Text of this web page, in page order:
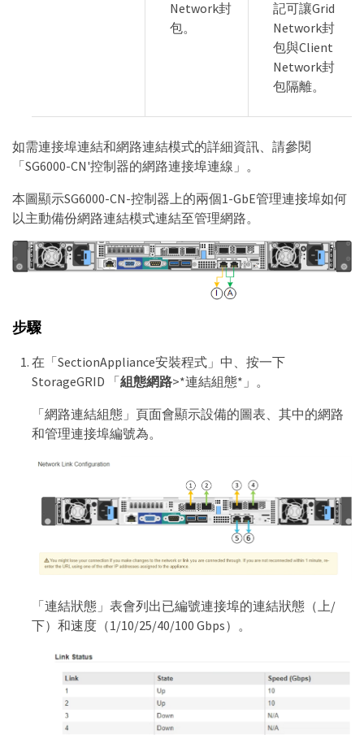
Network封
包。
記可讓Grid
Network封
包與Client
Network封
包隔離。
如需連接埠連結和網路連結模式的詳細資訊、請參閱
「SG6000-CN'控制器的網路連接埠連線」。
本圖顯示SG6000-CN-控制器上的兩個1-GbE管理連接埠如何
以主動備份網路連結模式連結至管理網路。
步驟
在「SectionAppliance安裝程式」中、按一下
StorageGRID 「組態網路>*連結組態*」。
「網路連結組態」頁面會顯示設備的圖表、其中的網路
和管理連接埠編號為。
「連結狀態」表會列出已編號連接埠的連結狀態（上/
下）和速度（1/10/25/40/100 Gbps）。